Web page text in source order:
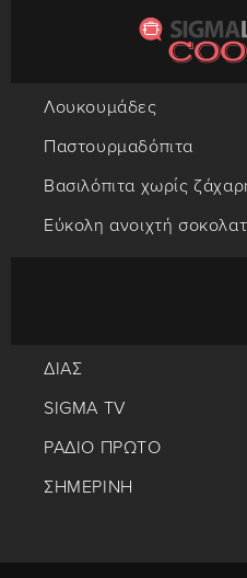
Λουκουμάδες
Παστουρμαδόπιτα
Βασιλόπιτα χωρίς
Εύκολη ανοιχτή
ΔΙΑΣ
SIGMA TV
ΡΑΔΙΟ ΠΡΩΤΟ
ΣΗΜΕΡΙΝΗ